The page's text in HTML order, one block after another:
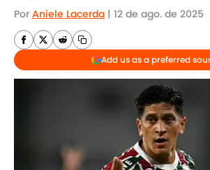
Por Aniele Lacerda | 12 de ago. de 2025
Add us as a preferred